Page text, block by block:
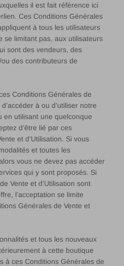
il est fait référence ici
Ces Conditions Générales
à tous les utilisateurs
se limitant pas, aux utilisateurs
sont des vendeurs, des
des contributeurs de
Conditions Générales de
à ou d’utiliser notre
en utilisant une quelconque
d’être lié par ces
et d’Utilisation. Si vous
et toutes les
vous ne devez pas accéder
qui y sont proposés. Si
Vente et d’Utilisation sont
l’acceptation se limite
Générales de Vente et
et tous les nouveaux
à cette boutique
à ces Conditions Générales de